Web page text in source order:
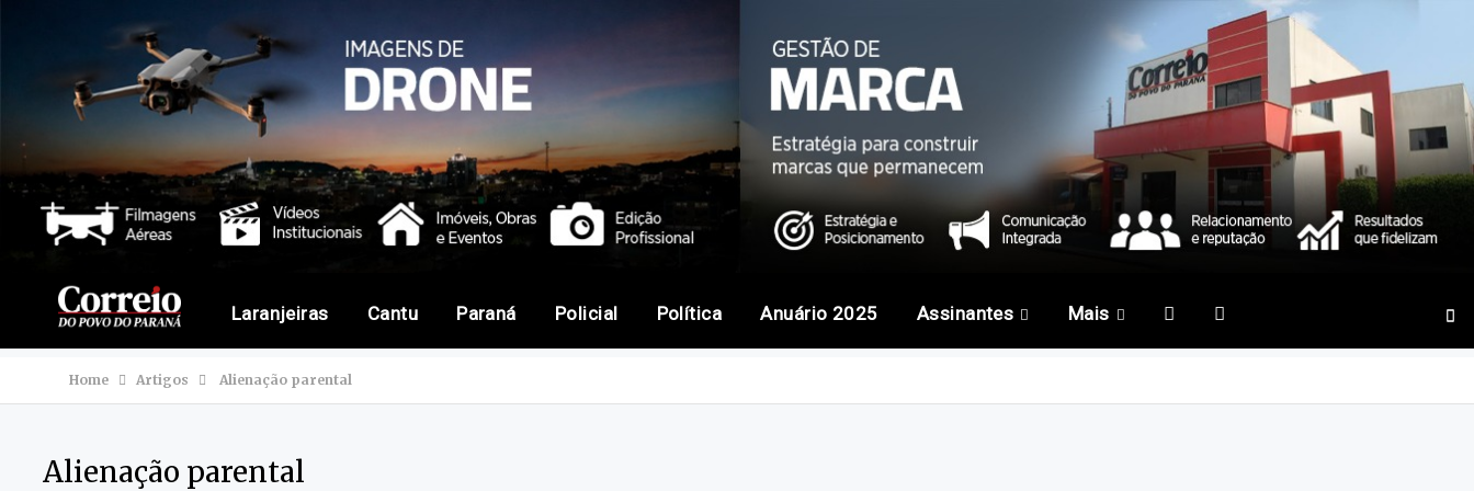
Laranjeiras Cantu Paraná Policial Política Anuário 2025 Assinantes Mais
Home Artigos Alienação parental
Alienação parental